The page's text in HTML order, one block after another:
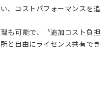
、コストパフォーマンスを追
も可能で、〝追加コスト負担
と自由にライセンス共有でき